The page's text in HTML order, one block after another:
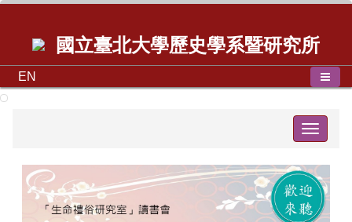
國立臺北大學歷史學系暨研究所
EN
Toggle